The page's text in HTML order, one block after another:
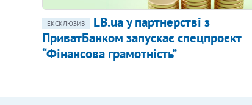
ЕКСКЛЮЗИВ
LB.ua у партнерстві з
ПриватБанком запускає спецпроєкт
“Фінансова грамотність”